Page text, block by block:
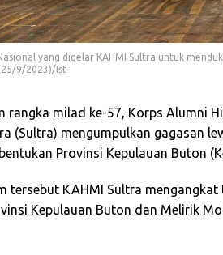
yang digelar KAHMI Sultra untuk
9/2023)/Ist
rangka milad ke-57, Korps Alumni
(Sultra) mengumpulkan gagasan
Provinsi Kepulauan Buton
tersebut KAHMI Sultra mengangkat
Kepulauan Buton dan Melirik